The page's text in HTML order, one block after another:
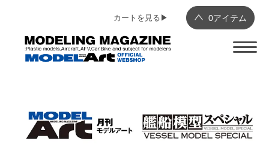
0アイテム
カートを見る▶︎